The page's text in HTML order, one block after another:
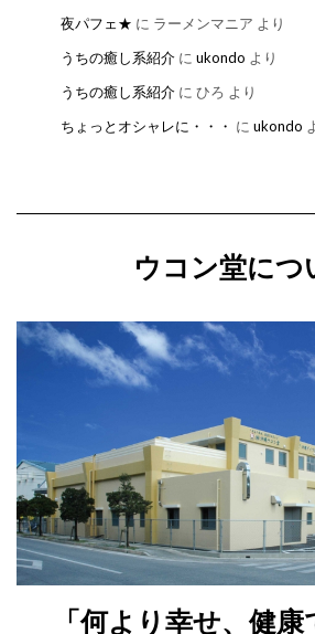
夜パフェ★ に ラーメンマニア より
うちの癒し系紹介 に ukondo より
うちの癒し系紹介 に ひろ より
ちょっとオシャレに・・・ に ukondo
ウコン堂につ
「何より幸せ、健